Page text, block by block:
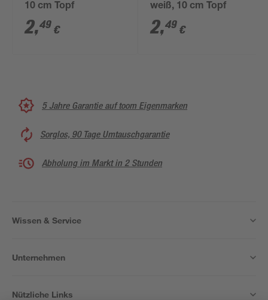
10 cm Topf
2,49 €
weiß, 10 cm Topf
2,49 €
5 Jahre Garantie auf toom Eigenmarken
Sorglos, 90 Tage Umtauschgarantie
Abholung im Markt in 2 Stunden
Wissen & Service
Unternehmen
Nützliche Links